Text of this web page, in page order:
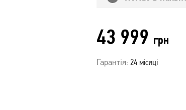
43 999 грн
Гарантія: 24 місяці